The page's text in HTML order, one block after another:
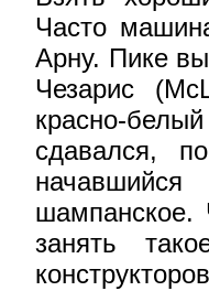
Часто
Арну. Пике
Чезарис
красно-
сдавался,
шампанское.
занять